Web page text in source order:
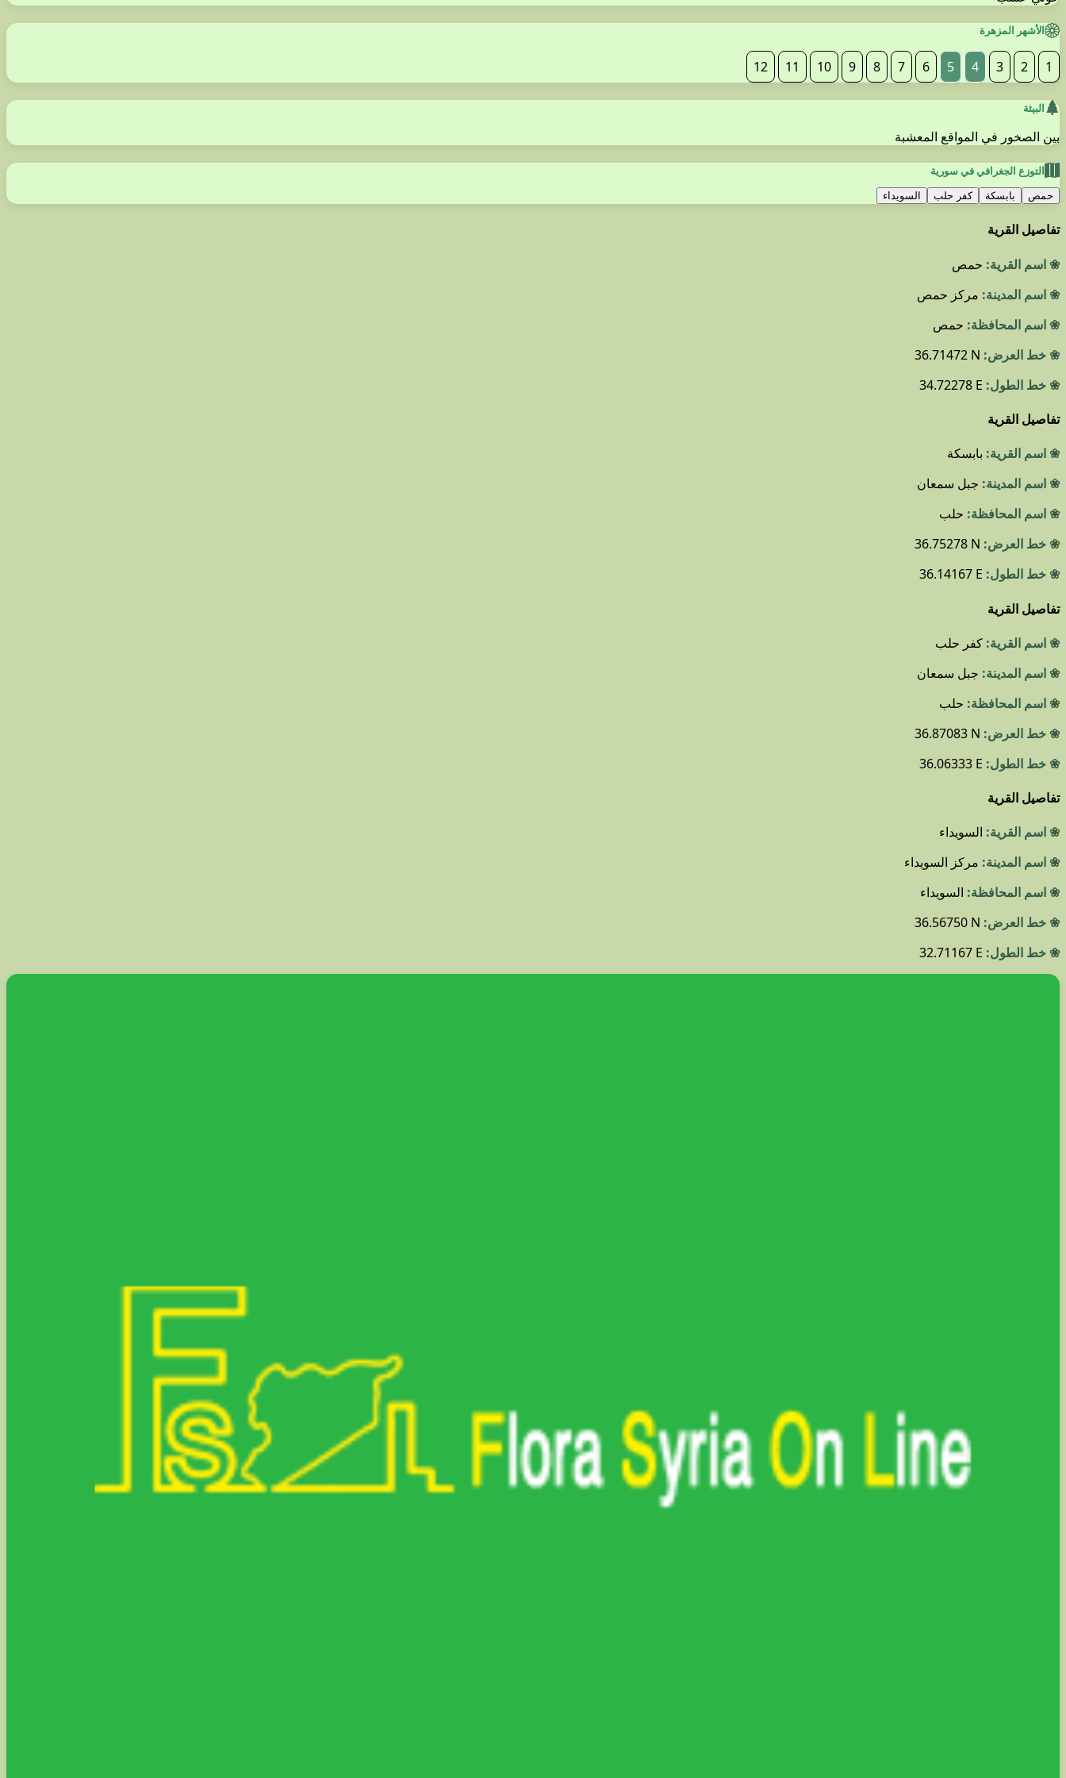
الأشهر المزهرة
1
2
3
4
5
6
7
8
9
10
11
12
البيئة
بين الصخور في المواقع المعشبة
التوزع الجغرافي في سورية
حمص بابسكة كفر حلب السويداء
تفاصيل القرية
❀ اسم القرية: حمص
❀ اسم المدينة: مركز حمص
❀ اسم المحافظة: حمص
❀ خط العرض: 36.71472 N
❀ خط الطول: 34.72278 E
تفاصيل القرية
❀ اسم القرية: بابسكة
❀ اسم المدينة: جبل سمعان
❀ اسم المحافظة: حلب
❀ خط العرض: 36.75278 N
❀ خط الطول: 36.14167 E
تفاصيل القرية
❀ اسم القرية: كفر حلب
❀ اسم المدينة: جبل سمعان
❀ اسم المحافظة: حلب
❀ خط العرض: 36.87083 N
❀ خط الطول: 36.06333 E
تفاصيل القرية
❀ اسم القرية: السويداء
❀ اسم المدينة: مركز السويداء
❀ اسم المحافظة: السويداء
❀ خط العرض: 36.56750 N
❀ خط الطول: 32.71167 E